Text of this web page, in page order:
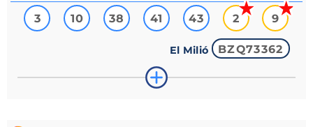
3 10 38 41 43 2 9
El Milió BZQ73362